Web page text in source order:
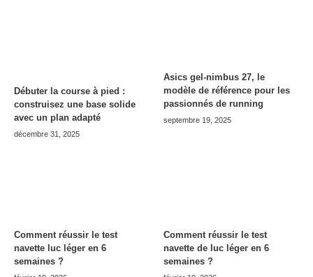
Débuter la course à pied :
construisez une base solide
avec un plan adapté
décembre 31, 2025
Asics gel-nimbus 27, le
modèle de référence pour les
passionnés de running
septembre 19, 2025
Comment réussir le test
navette luc léger en 6
semaines ?
Comment réussir le test
navette de luc léger en 6
semaines ?